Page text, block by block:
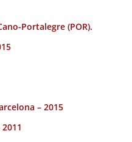
Portalegre (POR).
– 2015